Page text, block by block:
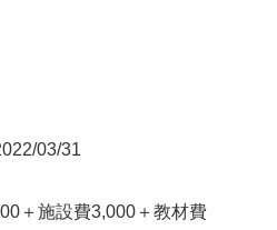
03/31
＋施設費3,000＋教材費